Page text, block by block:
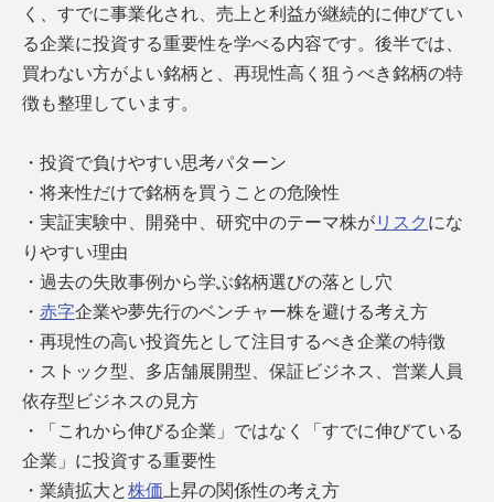
く、すでに事業化され、売上と利益が継続的に伸びてい
る企業に投資する重要性を学べる内容です。後半では、
買わない方がよい銘柄と、再現性高く狙うべき銘柄の特
徴も整理しています。
・投資で負けやすい思考パターン
・将来性だけで銘柄を買うことの危険性
・実証実験中、開発中、研究中のテーマ株がリスク にな
りやすい理由
・過去の失敗事例から学ぶ銘柄選びの落とし穴
・ 赤字企業や夢先行のベンチャー株を避ける考え方
・再現性の高い投資先として注目するべき企業の特徴
・ストック型、多店舗展開型、保証ビジネス、営業人員
依存型ビジネスの見方
・「これから伸びる企業」ではなく「すでに伸びている
企業」に投資する重要性
・業績拡大と株価 上昇の関係性の考え方